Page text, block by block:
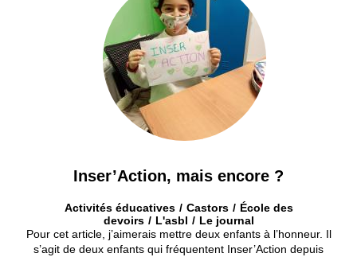
Inser’Action, mais encore ?
Activités éducatives Castors
École des
devoirs
L'asbl
Le journal
Pour cet article, j’aimerais mettre deux enfants à l’honneur. Il
s’agit de deux enfants qui fréquentent Inser’Action depuis